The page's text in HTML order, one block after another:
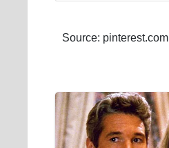
Source: pinterest.com